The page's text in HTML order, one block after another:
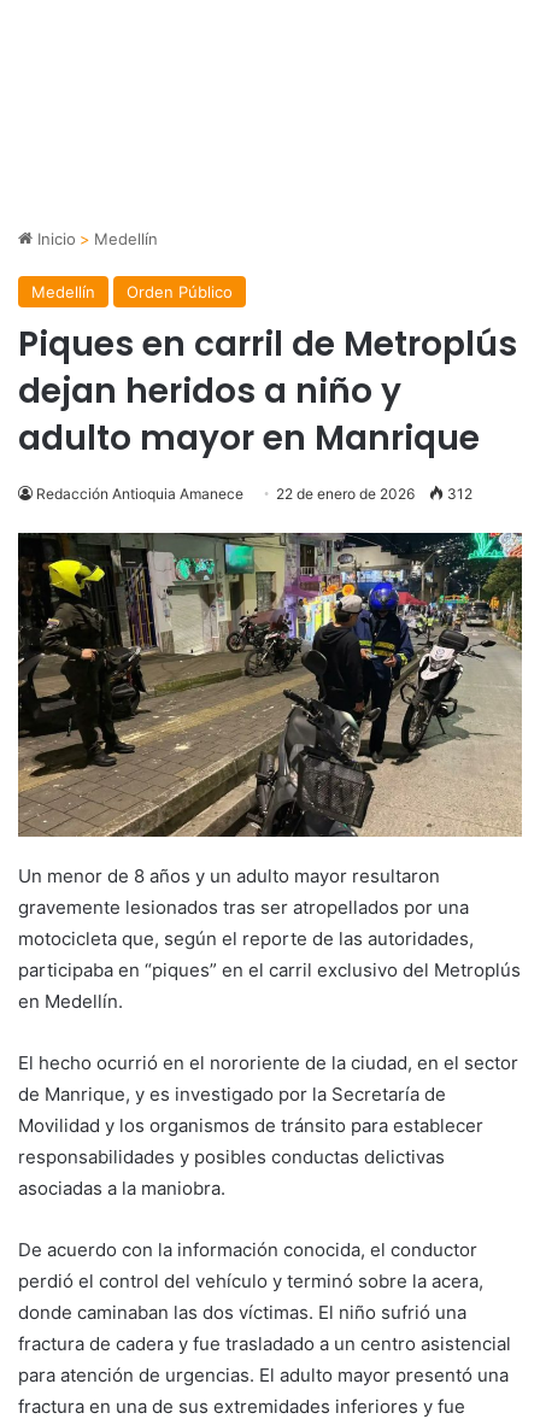
Inicio > Medellín
Medellín Orden Público
Piques en carril de Metroplús
dejan heridos a niño y
adulto mayor en Manrique
Redacción Antioquia Amanece 22 de enero de 2026 312
Un menor de 8 años y un adulto mayor resultaron
gravemente lesionados tras ser atropellados por una
motocicleta que, según el reporte de las autoridades,
participaba en “piques” en el carril exclusivo del Metroplús
en Medellín.
El hecho ocurrió en el nororiente de la ciudad, en el sector
de Manrique, y es investigado por la Secretaría de
Movilidad y los organismos de tránsito para establecer
responsabilidades y posibles conductas delictivas
asociadas a la maniobra.
De acuerdo con la información conocida, el conductor
perdió el control del vehículo y terminó sobre la acera,
donde caminaban las dos víctimas. El niño sufrió una
fractura de cadera y fue trasladado a un centro asistencial
para atención de urgencias. El adulto mayor presentó una
fractura en una de sus extremidades inferiores y fue